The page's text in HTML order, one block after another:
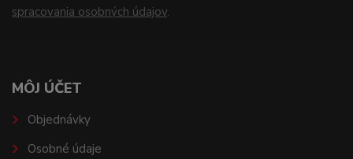
spracovania osobných údajov.
MÔJ ÚČET
Objednávky
Osobné údaje